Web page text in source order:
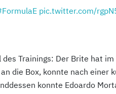
pic.twitter.com/
Trainings: Der Brite hat im
die Box, konnte nach einer
konnte Edoardo